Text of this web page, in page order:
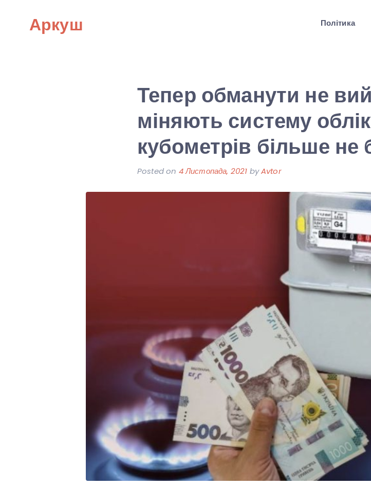
Аркуш Політика
Тепер обманути не
міняють систему
кубометрів більше не
Posted on 4 Листопада, 2021 byAvtor